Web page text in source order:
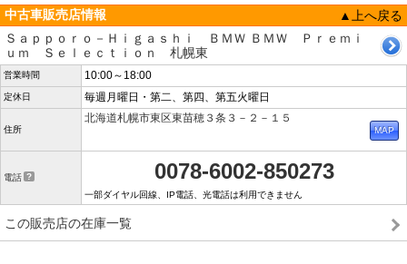
中古車販売店情報
▲上へ戻る
Ｓａｐｐｏｒｏ－Ｈｉｇａｓｈｉ ＢＭＷ ＢＭＷ Ｐｒｅｍｉ
ｕｍ Ｓｅｌｅｃｔｉｏｎ 札幌東
営業時間 10:00～18:00
定休日 毎週月曜日・第二、第四、第五火曜日
住所
北海道札幌市東区東苗穂３条３－２－１５
電話 0078-6002-850273
一部ダイヤル回線、IP電話、光電話は利用できません
この販売店の在庫一覧